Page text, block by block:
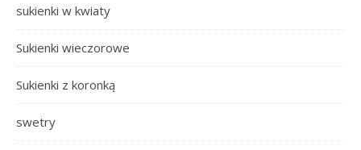
sukienki w kwiaty
Sukienki wieczorowe
Sukienki z koronką
swetry